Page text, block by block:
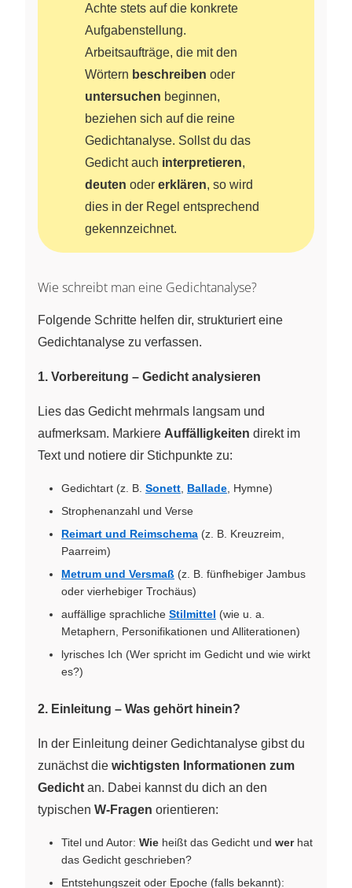
Achte stets auf die konkrete
Aufgabenstellung.
Arbeitsaufträge, die mit den
Wörtern beschreiben oder
untersuchen beginnen,
beziehen sich auf die reine
Gedichtanalyse. Sollst du das
Gedicht auch interpretieren,
deuten oder erklären, so wird
dies in der Regel entsprechend
gekennzeichnet.
Wie schreibt man eine Gedichtanalyse?
Folgende Schritte helfen dir, strukturiert eine
Gedichtanalyse zu verfassen.
1. Vorbereitung – Gedicht analysieren
Lies das Gedicht mehrmals langsam und
aufmerksam. Markiere Auffälligkeiten direkt im
Text und notiere dir Stichpunkte zu:
Gedichtart (z. B. Sonett Ballade , Hymne)
Strophenanzahl und Verse
Reimart und Reimschema (z. B. Kreuzreim,
Paarreim)
Metrum und Versmaß (z. B. fünfhebiger Jambus
oder vierhebiger Trochäus)
auffällige sprachliche Stilmittel (wie u. a.
Metaphern, Personifikationen und Alliterationen)
lyrisches Ich (Wer spricht im Gedicht und wie wirkt
es?)
2. Einleitung – Was gehört hinein?
In der Einleitung deiner Gedichtanalyse gibst du
zunächst die wichtigsten Informationen zum
Gedicht an. Dabei kannst du dich an den
typischen W-Fragen orientieren:
Titel und Autor: Wie heißt das Gedicht und werhat
das Gedicht geschrieben?
Entstehungszeit oder Epoche (falls bekannt):